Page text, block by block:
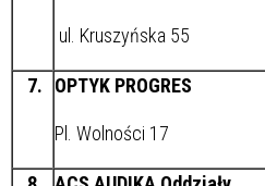
ul. Kruszyńska 55
7. OPTYK PROGRES
Pl. Wolności 17